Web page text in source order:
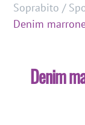
Soprabito /
Denim
Denim